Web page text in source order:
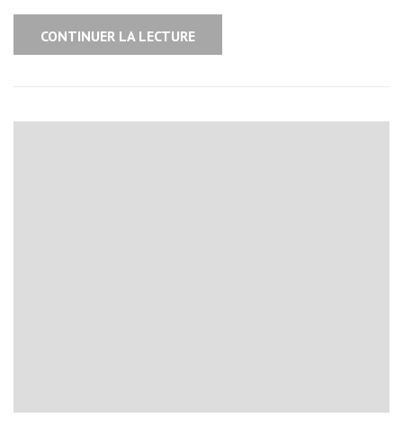
CONTINUER LA LECTURE